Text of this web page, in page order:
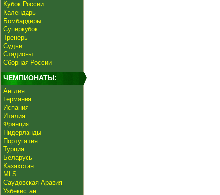
Кубок России
Календарь
Бомбардиры
Суперкубок
Тренеры
Судьи
Стадионы
Сборная России
ЧЕМПИОНАТЫ:
Англия
Германия
Испания
Италия
Франция
Нидерланды
Португалия
Турция
Беларусь
Казахстан
MLS
Саудовская Аравия
Узбекистан